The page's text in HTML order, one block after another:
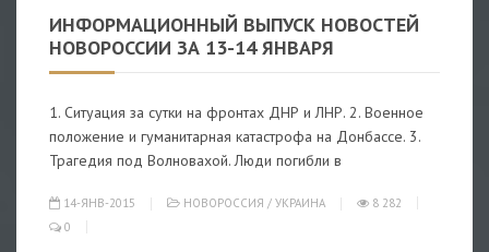
ИНФОРМАЦИОННЫЙ ВЫПУСК НОВОСТЕЙ
НОВОРОССИИ ЗА 13-14 ЯНВАРЯ
1. Ситуация за сутки на фронтах ДНР и ЛНР. 2. Военное
положение и гуманитарная катастрофа на Донбассе. 3.
Трагедия под Волновахой. Люди погибли в
14-ЯНВ-2015 НОВОРОССИЯ / УКРАИНА
8 282
0